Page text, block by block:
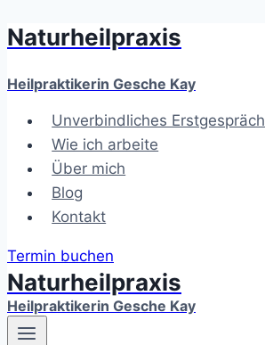
Zum
springen
Naturheilpraxis
Heilpraktikerin Gesche Kay
Unverbindliches Erstgespräch
Wie ich arbeite
Über mich
Blog
Kontakt
Termin buchen
Naturheilpraxis
Heilpraktikerin Gesche Kay